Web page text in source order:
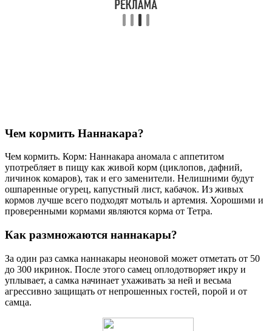
Чем кормить Наннакара?
Чем кормить. Корм: Наннакара аномала с аппетитом
употребляет в пищу как живой корм (циклопов, дафний,
личинок комаров), так и его заменители. Нелишними будут
ошпаренные огурец, капустный лист, кабачок. Из живых
кормов лучше всего подходят мотыль и артемия. Хорошими и
проверенными кормами являются корма от Тетра.
Как размножаются наннакары?
За один раз самка наннакары неоновой может отметать от 50
до 300 икринок. После этого самец оплодотворяет икру и
уплывает, а самка начинает ухаживать за ней и весьма
агрессивно защищать от непрошенных гостей, порой и от
самца.